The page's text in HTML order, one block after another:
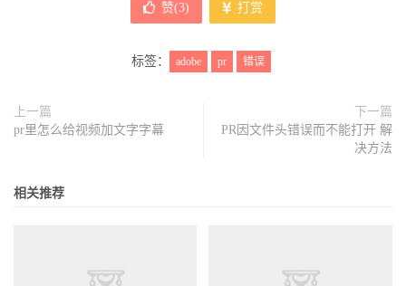
赞(3) 打赏
标签： adobe pr 错误
上一篇
pr里怎么给视频加文字字幕
下一篇
PR因文件头错误而不能打开 解
决方法
相关推荐